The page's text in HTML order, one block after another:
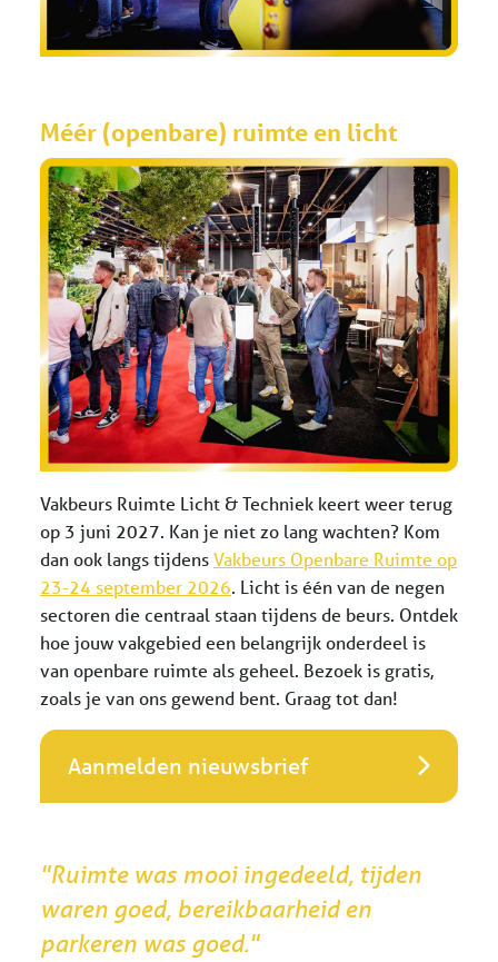
Méér (openbare) ruimte en licht
Vakbeurs Ruimte Licht & Techniek keert weer terug
op 3 juni 2027. Kan je niet zo lang wachten? Kom
dan ook langs tijdensVakbeurs Openbare Ruimte op
23-24 september 2026. Licht is één van de negen
sectoren die centraal staan tijdens de beurs. Ontdek
hoe jouw vakgebied een belangrijk onderdeel is
van openbare ruimte als geheel. Bezoek is gratis,
zoals je van ons gewend bent. Graag tot dan!
Aanmelden nieuwsbrief
"Ruimte was mooi ingedeeld, tijden
waren goed, bereikbaarheid en
parkeren was goed."